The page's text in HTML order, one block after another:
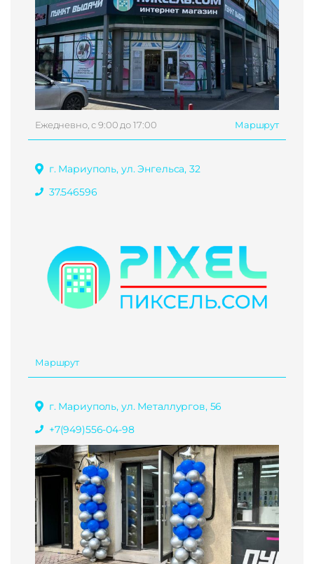
Ежедневно, с 9:00 до 17:00 Маршрут
г. Мариуполь, ул. Энгельса, 32
37.546596
Маршрут
г. Мариуполь, ул. Металлургов, 56
+7(949)556-04-98